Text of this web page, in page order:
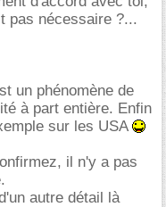
pas nécessaire ?...
un phénomène de
à part entière. Enfin
sur les USA
il n'y a pas
autre détail là